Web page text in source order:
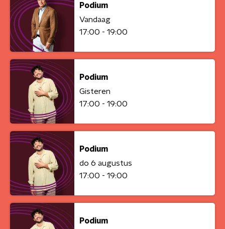
Podium
Vandaag
17:00 - 19:00
Podium
Gisteren
17:00 - 19:00
Podium
do 6 augustus
17:00 - 19:00
Podium